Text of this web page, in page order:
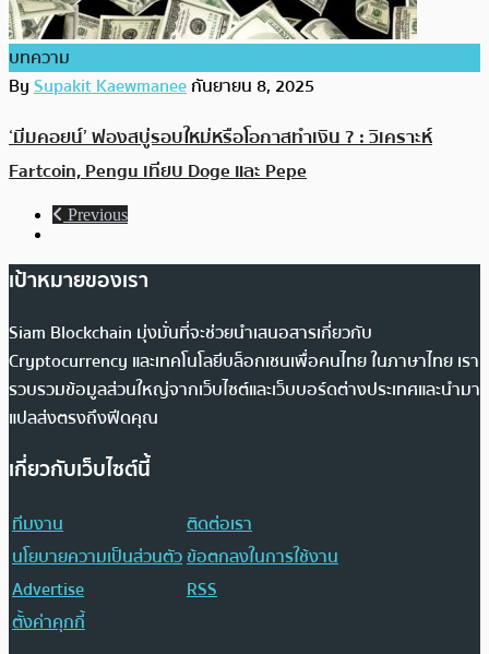
บทความ
BySupakit Kaewmaneeกันยายน 8, 2025
‘มีมคอยน์’ ฟองสบู่รอบใหม่หรือโอกาสทำเงิน ? : วิเคราะห์
Fartcoin, Pengu เทียบ Doge และ Pepe
Previous
เป้าหมายของเรา
Siam Blockchain มุ่งมั่นที่จะช่วยนำเสนอสารเกี่ยวกับ
Cryptocurrency และเทคโนโลยีบล็อกเชนเพื่อคนไทย ในภาษาไทย เรา
รวบรวมข้อมูลส่วนใหญ่จากเว็บไซต์และเว็บบอร์ดต่างประเทศและนำมา
แปลส่งตรงถึงฟีดคุณ
เกี่ยวกับเว็บไซต์นี้
ทีมงาน
ติดต่อเรา
นโยบายความเป็นส่วนตัวข้อตกลงในการใช้งาน
Advertise
RSS
ตั้งค่าคุกกี้